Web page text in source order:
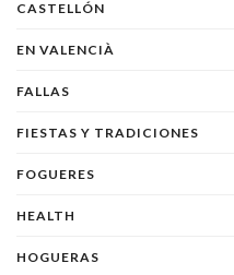
CASTELLÓN
EN VALENCIÀ
FALLAS
FIESTAS Y TRADICIONES
FOGUERES
HEALTH
HOGUERAS